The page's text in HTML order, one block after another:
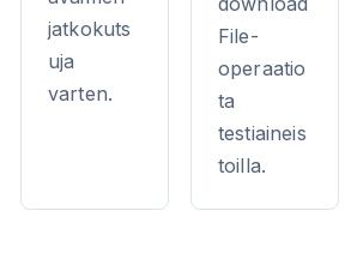
jatkokuts
uja
varten.
File-
operaatio
ta
testiaineis
toilla.